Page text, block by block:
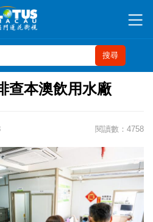
搜尋
查本澳飲用水廠
閱讀數：4758